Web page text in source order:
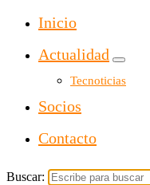
Yacal micro hosting
Inicio
Actualidad
Tecnoticias
Socios
Contacto
Buscar: